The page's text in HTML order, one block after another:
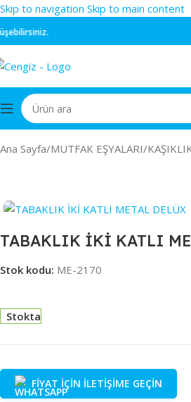
Skip to navigation Skip to main content
Ana Sayfa/MUTFAK EŞYALARI/
TABAKLIK İKİ KATLI
Stok kodu: ME-2170
Stokta
FİYAT İÇİN İLETİŞİME GEÇİN